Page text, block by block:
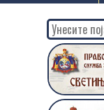
Search
for: